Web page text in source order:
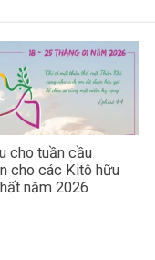
cho tuần cầu
cho các Kitô hữu
năm 2026